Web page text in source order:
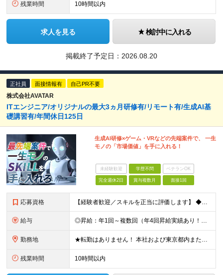
残業時間 10時間以内
求人を見る 検討中に入れる
掲載終了予定日： 2026.08.20
正社員 面接情報有 自己PR不要
株式会社AVATAR
ITエンジニア/オリジナルの最大3ヵ月研修有/リモート有/生成AI基
礎講習有/年間休日125日
生成AI研修×ゲーム・VRなどの先端案件で、 一生
モノの「市場価値」を手に入れる！
未経験歓迎 学歴不問 ベテランOK
完全週休2日 賞与複数月 面接1回
応募資格 【経験者歓迎／スキルを正当に評価します】 ◆学歴不問 ◆ITエンジニアとしての実務経験をお持ちの方（年数・分野不問） 「今の環境ではスキルアップの実感がない」 「もっと幅広い技術に挑戦したい」 「
給与 ◎昇給：年1回～複数回（年4回昇給実績あり！） ◎1000万円以上も可／20代後半で複数在籍！ 【ITエンジニア業務経験者】 ◆月給30万円～80万円(固定残業代含む)＋各種手当 ※経験者は試用期間
勤務地 ★転勤はありません！ 本社および東京都内または 首都圏を中心とするプロジェクト先での勤務となります。 ※勤務地選択可 ※希望は最大限考慮します ※入社後の転居を伴う転勤なし ◆本社オフィス 東京都
残業時間 10時間以内